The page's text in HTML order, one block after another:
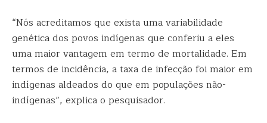
“Nós acreditamos que exista uma variabilidade
genética dos povos indígenas que conferiu a eles
uma maior vantagem em termo de mortalidade. Em
termos de incidência, a taxa de infecção foi maior em
indígenas aldeados do que em populações não-
indígenas”, explica o pesquisador.